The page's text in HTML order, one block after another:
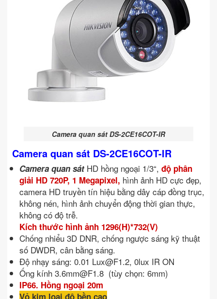
Camera quan sát DS-2CE16COT-IR
Camera quan sát DS-2CE16COT-IR
Camera quan sát HD hồng ngoại 1/3“, độ phân
giải HD 720P, 1 Megapixel, hình ảnh HD cực đẹp,
camera HD truyền tín hiệu bằng dây cáp đồng trục,
không nén, hình ảnh chuyển động thời gian thực,
không có độ trễ.
Kích thước hình ảnh 1296(H)*732(V)
Chống nhiểu 3D DNR, chống ngược sáng kỹ thuật
số DWDR, cân bằng sáng.
Độ nhạy sáng: 0.01 Lux@F1.2, 0lux IR ON
Ống kính 3.6mm@F1.8 (tùy chọn: 6mm)
IP66. Hồng ngoại 20m